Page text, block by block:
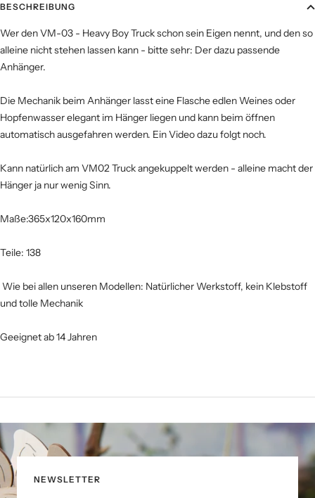
BESCHREIBUNG
Wer den VM-03 - Heavy Boy Truck schon sein Eigen nennt, und den so
alleine nicht stehen lassen kann - bitte sehr: Der dazu passende
Anhänger.
Die Mechanik beim Anhänger lasst eine Flasche edlen Weines oder
Hopfenwasser elegant im Hänger liegen und kann beim öffnen
automatisch ausgefahren werden. Ein Video dazu folgt noch.
Kann natürlich am VM02 Truck angekuppelt werden - alleine macht der
Hänger ja nur wenig Sinn.
Maße:365x120x160mm
Teile: 138
Wie bei allen unseren Modellen: Natürlicher Werkstoff, kein Klebstoff
und tolle Mechanik
Geeignet ab 14 Jahren
NEWSLETTER